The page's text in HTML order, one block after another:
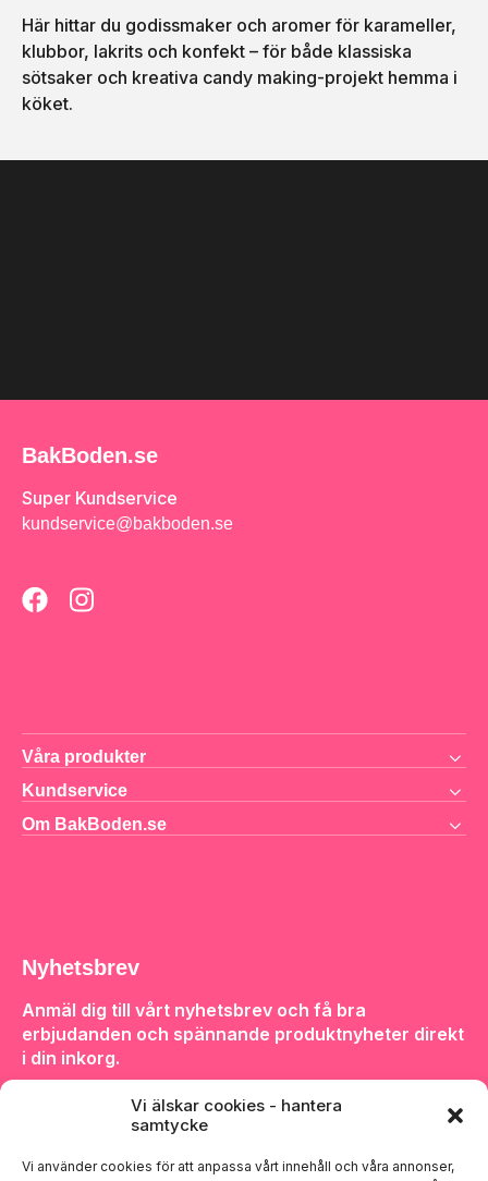
Vi älskar cookies - hantera
samtycke
Vi använder cookies för att anpassa vårt innehåll och våra annonser,
Här hittar du godissmaker och aromer för karameller,
klubbor, lakrits och konfekt – för både klassiska
sötsaker och kreativa candy making-projekt hemma i
köket.
BakBoden.se
Super Kundservice
kundservice@bakboden.se
Våra produkter
Kundservice
Om BakBoden.se
Nyhetsbrev
Anmäl dig till vårt nyhetsbrev och få bra
erbjudanden och spännande produktnyheter direkt
i din inkorg.